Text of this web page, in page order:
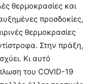
θερμοκρασίες και
προσδοκίες,
θερμοκρασίες
Στην πράξη,
Κι αυτό
του COVID-19